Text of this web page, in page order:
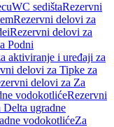
WC sedištaRezervni
Rezervni delovi za
Rezervni delovi za
Podni
aktiviranje i uređaji za
delovi za Tipke za
delovi za Za
vodokotlićeRezervni
Delta ugradne
vodokotlićeZa